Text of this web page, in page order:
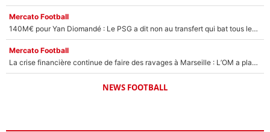
Mercato Football
140M€ pour Yan Diomandé : Le PSG a dit non au transfert qui bat tous les records sur le mercato
Mercato Football
La crise financière continue de faire des ravages à Marseille : L’OM a placé 12 joueurs sur le marché des transferts… et ça pourrait lui rapporter près de 100M€ !
NEWS FOOTBALL